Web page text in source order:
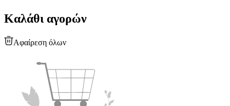
Καλάθι αγορών
Αφαίρεση όλων